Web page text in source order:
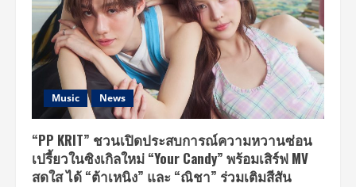
Music News
“PP KRIT” ชวนเปิดประสบการณ์ความหวานซ่อน
เปรี้ยวในซิงเกิลใหม่ “Your Candy” พร้อมเสิร์ฟ MV
สดใส ได้ “ต้าเหนิง” และ “ณิชา” ร่วมเติมสีสัน